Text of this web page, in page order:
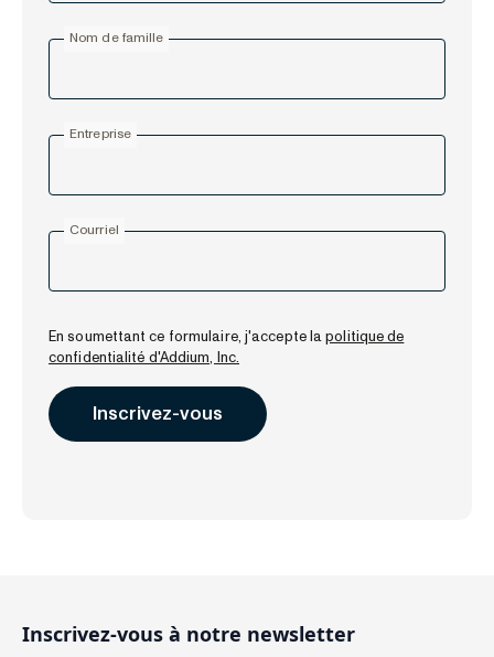
Nom de famille
Entreprise
Courriel
En soumettant ce formulaire, j'accepte lapolitique de
confidentialité d'Addium, Inc.
Inscrivez-vous à notre newsletter